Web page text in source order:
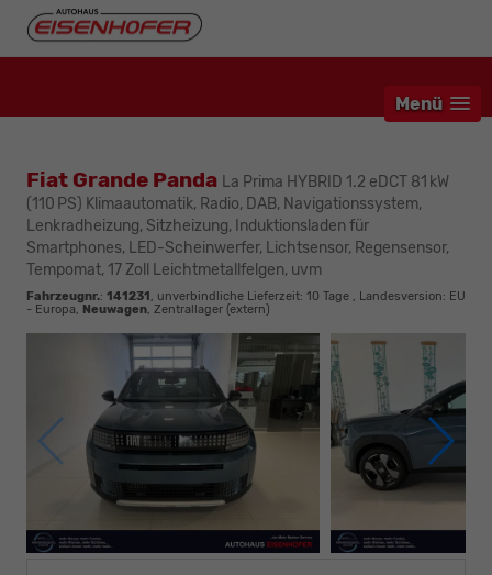
Menü
Fiat Grande Panda La Prima HYBRID 1.2 eDCT 81 kW
(110 PS) Klimaautomatik, Radio, DAB, Navigationssystem,
Lenkradheizung, Sitzheizung, Induktionsladen für
Smartphones, LED-Scheinwerfer, Lichtsensor, Regensensor,
Tempomat, 17 Zoll Leichtmetallfelgen, uvm
Fahrzeugnr.: 141231 , unverbindliche Lieferzeit: 10 Tage , Landesversion: EU
- Europa, Neuwagen, Zentrallager (extern)